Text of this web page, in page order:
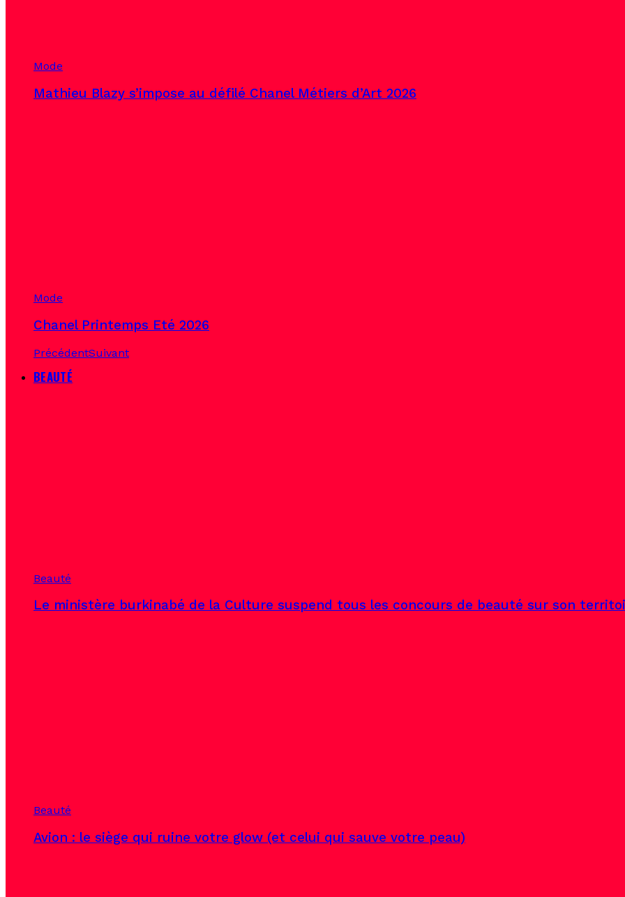
Mode
Mathieu Blazy s’impose au défilé Chanel Métiers d’Art 2026
Mode
Chanel Printemps Eté 2026
PrécédentSuivant
BEAUTÉ
Beauté
Le ministère burkinabé de la Culture suspend tous les concours de beauté sur son
Beauté
Avion : le siège qui ruine votre glow (et celui qui sauve votre peau)